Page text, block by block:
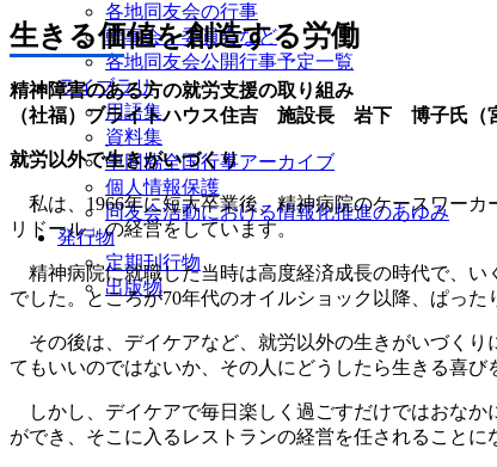
各地同友会の行事
幹事会・委員会など
各地同友会公開行事予定一覧
ライブラリ
用語集
資料集
中同協全国行事アーカイブ
個人情報保護
同友会活動における情報化推進のあゆみ
発行物
定期刊行物
出版物
生きる価値を創造する労働
精神障害のある方の就労支援の取り組み
（社福）ブライトハウス住吉 施設長 岩下 博子氏（
就労以外で生きがいづくり
私は、1966年に短大卒業後、精神病院のケースワー
リドール」の経営をしています。
精神病院に就職した当時は高度経済成長の時代で、い
でした。ところが70年代のオイルショック以降、ぱっ
その後は、デイケアなど、就労以外の生きがいづくり
てもいいのではないか、その人にどうしたら生きる喜
しかし、デイケアで毎日楽しく過ごすだけではおなか
ができ、そこに入るレストランの経営を任されることに